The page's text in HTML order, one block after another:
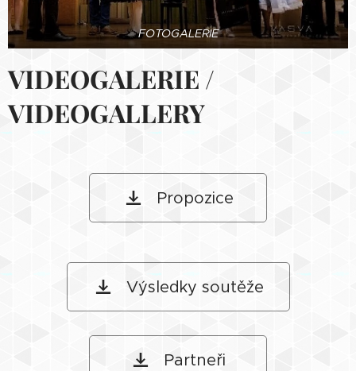
FOTOGALERIE
VIDEOGALERIE /
VIDEOGALLERY
Propozice
Výsledky soutěže
Partneři